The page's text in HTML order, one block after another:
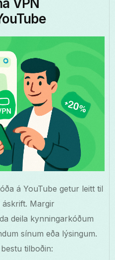
VPN
á YouTube getur leitt til
Margir
deila kynningarkóðum
sínum eða lýsingum.
tilboðin: